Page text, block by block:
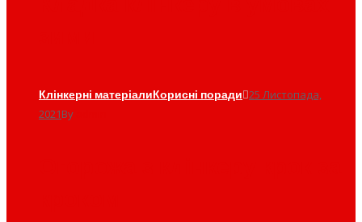
Клінкерні матеріалиКорисні поради 25 Листопада,
2021By